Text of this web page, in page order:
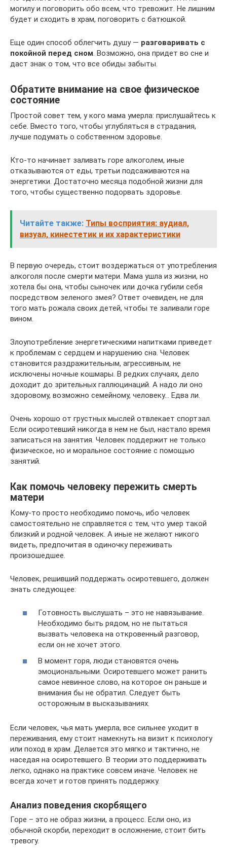
могилу и поговорить обо всем, что тревожит. Не лишним
будет и сходить в храм, поговорить с батюшкой.
Еще один способ облегчить душу — разговаривать с
покойной перед сном . Возможно, она придет во сне и
даст знак о том, что все обиды забыты.
Обратите внимание на свое физическое
состояние
Простой совет тем, у кого мама умерла: прислушайтесь к
себе. Вместо того, чтобы углубляться в страдания,
лучше подумать о собственном здоровье.
Кто-то начинает заливать горе алкоголем, иные
отказываются от еды, третьи подсаживаются на
энергетики. Достаточно месяца подобной жизни для
того, чтобы существенно подорвать здоровье.
Читайте также: Типы восприятия: аудиал,
визуал, кинестетик и их характеристики
В первую очередь, стоит воздержаться от употребления
алкоголя после смерти матери. Мама ушла из жизни, но
хотела бы она, чтобы сыночек или дочка губили себя
посредством зеленого змея? Ответ очевиден, не для
того мать рожала своих детей, чтобы те заливали горе
вином.
Злоупотребление энергетическими напитками приведет
к проблемам с сердцем и нарушению сна. Человек
становится раздражительным, агрессивным, не
исключены ночные кошмары. В редких случаях, дело
доходит до зрительных галлюцинаций. А надо ли оно
здоровому, возможно семейному, человеку… Едва ли.
Очень хорошо от грустных мыслей отвлекает спортзал.
Если осиротевший никогда в нем не был, настало время
записаться на занятия. Человек поддержит не только
физическое, но и моральное состояние с помощью
занятий.
Как помочь человеку пережить смерть
матери
Кому-то просто необходимо помочь, ибо человек
самостоятельно не справляется с тем, что умер такой
близкий и родной человек. А иные не желают никого
видеть, предпочитая в одиночку переживать
произошедшее.
Человек, решивший поддержать осиротевшего, должен
знать следующее:
Готовность выслушать – это не навязывание.
Необходимо быть рядом, но не пытаться
вызвать человека на откровенный разговор,
если он не хочет этого.
В момент горя, люди становятся очень
эмоциональными. Осиротевшего может ранить
самое невинное слово, на которое он раньше и
внимания бы не обратил. Следует быть
осторожным в высказываниях.
Если человек, чья мать умерла, все сильнее уходит в
переживания, ему стоит намекнуть на визит к психологу
или поход в храм. Делается это мягко и тактично, не
наседая на осиротевшего. В теории это поддерживать
легко, однако на практике совсем иначе. Человек не
всегда хочет и готов принять поддержку.
Анализ поведения скорбящего
Горе – это не образ жизни, а процесс. Если оно, из
обычной скорби, переходит в осложнение, стоит бить
тревогу.